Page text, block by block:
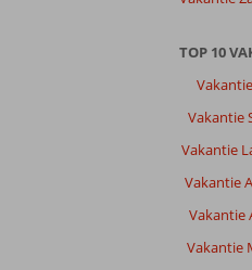
TOP 10
Vakantie
Vakantie
Vakantie
Vakantie
Vakantie